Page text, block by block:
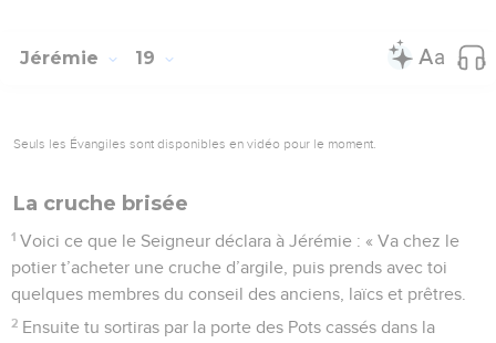
Jérémie 19
Seuls les Évangiles sont disponibles en vidéo pour le moment.
La cruche brisée
1 Voici ce que le Seigneur déclara à Jérémie : « Va chez le
potier t’acheter une cruche d’argile, puis prends avec toi
quelques membres du conseil des anciens, laïcs et prêtres.
2 Ensuite tu sortiras par la porte des Pots cassés dans la